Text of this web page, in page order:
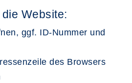
Website:
ggf. ID-Nummer und
des Browsers